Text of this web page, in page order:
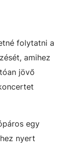
folytatni a
amihez
jövő
egy
nyert